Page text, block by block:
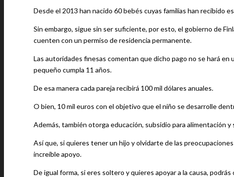
Desde el 2013 han nacido 60 bebés cuyas familias han recibido
Sin embargo, sigue sin ser suficiente, por esto, el gobierno de
cuenten con un permiso de residencia permanente.
Las autoridades finesas comentan que dicho pago no se hará
pequeño cumpla 11 años.
De esa manera cada pareja recibirá 100 mil dólares anuales.
O bien, 10 mil euros con el objetivo que el niño se desarrolle
Además, también otorga educación, subsidio para alimentación
Así que, si quieres tener un hijo y olvidarte de las
increíble apoyo.
De igual forma, si eres soltero y quieres apoyar a la causa,